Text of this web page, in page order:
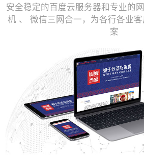
安全稳定的百度云服务器和专业的
机 、 微信三网合一，为各行各业
案